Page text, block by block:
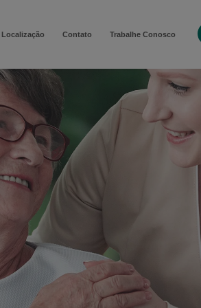
Localização Contato Trabalhe Conosco